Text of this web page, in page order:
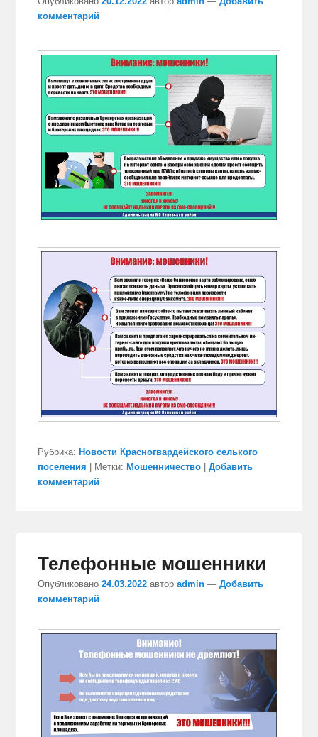
комментарий
Рубрика: Новости Красногвардейского селького
поселения | Метки: Мошенничество |Добавить
комментарий
Телефонные мошенники
Опубликовано24.03.2022 авторadmin —Добавить
комментарий